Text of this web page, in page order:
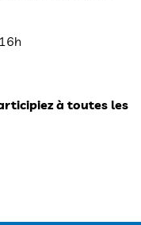
à toutes les